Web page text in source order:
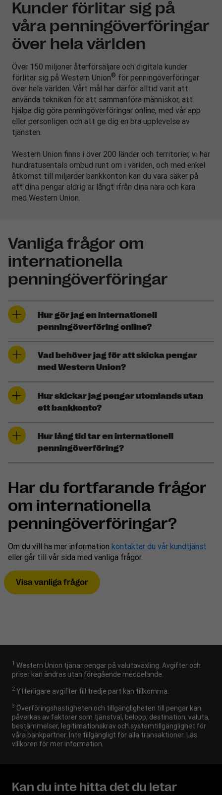
Kunder förlitar sig på
våra penningöverföringar
över hela världen
Över 150 miljoner återförsäljare och digitala kunder
förlitar sig på Western Union® för penningöverföringar
över hela världen. Vårt mål har därför alltid varit att
använda tekniken för att sammanföra människor, att
hjälpa dig göra penningöverföringar online, med vår app
eller personligen och att ge dig en bra upplevelse av
tjänsten.
Western Union finns i över 200 länder och territorier, vi har
hundratusentals ombud runt om i världen, och med enkel
åtkomst till miljarder bankkonton kan du vara säker på
att dina pengar aldrig är långt ifrån dina nära och kära
med Western Union.
Vanliga frågor om
internationella
penningöverföringar
Hur gör jag en internationell
penningöverföring online?
Vad behöver jag för att skicka pengar
med Western Union?
Hur skickar jag pengar utomlands utan
ett bankkonto?
Hur lång tid tar en internationell
penningöverföring?
Har du fortfarande frågor
om internationella
penningöverföringar?
Om du vill ha mer information kontaktar du vår kundtjänst
eller går till vår sida med vanliga frågor.
Visa vanliga frågor
1 Western Union tjänar pengar på valutaväxling. Avgifter och
priser kan ändras utan föregående meddelande.
2 Ytterligare avgifter till tredje part kan tillkomma.
3 Överföringshastigheten och tillgängligheten till pengar kan
påverkas av faktorer som tjänstval, belopp, destination, valuta,
bestämmelser, legitimationskrav och systemtillgänglighet för
våra bankpartner. Inte tillgängligt för alla transaktioner. Läs
villkoren för mer information.
Kan du inte hitta det du letar